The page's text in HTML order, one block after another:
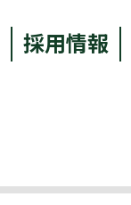
採用情報